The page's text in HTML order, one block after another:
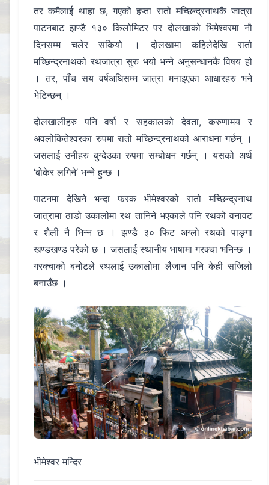
तर कमैलाई थाहा छ, गएको हप्ता रातो मच्छिन्द्रनाथकै जात्रा
पाटनबाट झण्डै १३० किलोमिटर पर दोलखाको भिमेश्वरमा नौ
दिनसम्म चलेर सकियो । दोलखामा कहिलेदेखि रातो
मच्छिन्द्रनाथको रथजात्रा सुरु भयो भन्ने अनुसन्धानकै विषय हो
। तर, पाँच सय वर्षअघिसम्म जात्रा मनाइएका आधारहरु भने
भेटिन्छन् ।
दोलखालीहरु पनि वर्षा र सहकालको देवता, करुणामय र
अवलोकितेश्वरका रुपमा रातो मच्छिन्द्रनाथको आराधना गर्छन् ।
जसलाई उनीहरु बुग्देउका रुपमा सम्बोधन गर्छन् । यसको अर्थ
‘बोकेर लगिने’ भन्ने हुन्छ ।
पाटनमा देखिने भन्दा फरक भीमेश्वरको रातो मच्छिन्द्रनाथ
जात्रामा ठाडो उकालोमा रथ तानिने भएकाले पनि रथको वनावट
र शैली नै भिन्न छ । झण्डै ३० फिट अग्लो रथको पाङ्गा
खण्डखण्ड परेको छ । जसलाई स्थानीय भाषामा गरक्चा भनिन्छ ।
गरक्चाको बनोटले रथलाई उकालोमा लैजान पनि केही सजिलो
बनाउँछ ।
भीमेश्वर मन्दिर